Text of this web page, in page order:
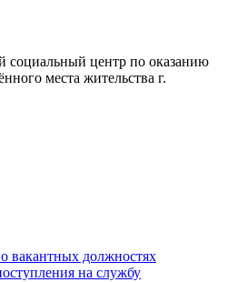
центр по оказанию
места жительства г.
вакантных должностях
на службу